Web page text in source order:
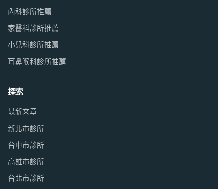
內科診所推薦
家醫科診所推薦
小兒科診所推薦
耳鼻喉科診所推薦
探索
最新文章
新北市診所
台中市診所
高雄市診所
台北市診所